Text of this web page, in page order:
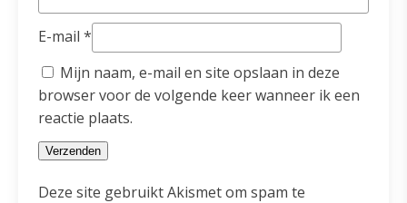
E-mail*
Mijn naam, e-mail en site opslaan in deze
browser voor de volgende keer wanneer ik een
reactie plaats.
Deze site gebruikt Akismet om spam te